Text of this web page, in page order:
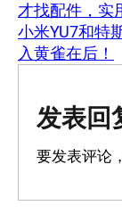
才找配件，实
小米YU7和特
入黄雀在后！
发表回
要发表评论